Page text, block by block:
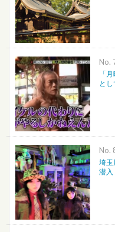
No.
「
と
No.
埼玉
潜入